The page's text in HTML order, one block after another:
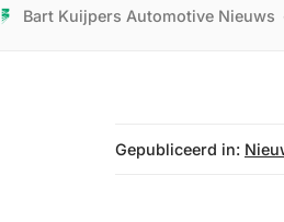
dealers Bochane en Van Mossel
Bart Kuijpers Automotive Nieuws
Gepubliceerd in: